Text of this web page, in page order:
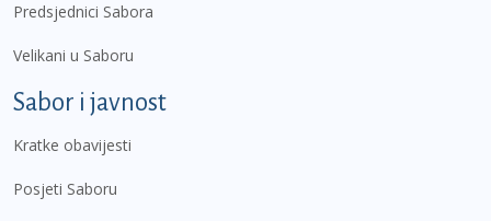
Predsjednici Sabora
Velikani u Saboru
Sabor i javnost
Kratke obavijesti
Posjeti Saboru